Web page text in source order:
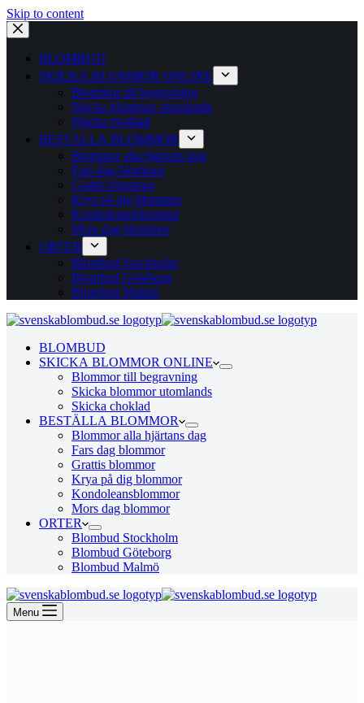
Skip to content
BLOMBUD
SKICKA BLOMMOR ONLINE
Blommor till begravning
Skicka blommor utomlands
Skicka choklad
BESTÄLLA BLOMMOR
Blommor alla hjärtans dag
Fars dag blommor
Grattis blommor
Krya på dig blommor
Kondoleansblommor
Mors dag blommor
ORTER
Blombud Stockholm
Blombud Göteborg
Blombud Malmö
BLOMBUD
SKICKA BLOMMOR ONLINE
Blommor till begravning
Skicka blommor utomlands
Skicka choklad
BESTÄLLA BLOMMOR
Blommor alla hjärtans dag
Fars dag blommor
Grattis blommor
Krya på dig blommor
Kondoleansblommor
Mors dag blommor
ORTER
Blombud Stockholm
Blombud Göteborg
Blombud Malmö
Menu